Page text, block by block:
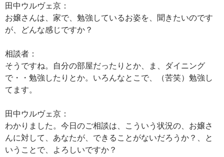
田中ウルヴェ京：
お嬢さんは、家で、勉強しているお姿を、聞きたいのです
が、どんな感じですか？
相談者：
そうですね。自分の部屋だったりとか、ま、ダイニング
で・・勉強したりとか。いろんなとこで、（苦笑）勉強し
てます。
田中ウルヴェ京：
わかりました。今日のご相談は、こういう状況の、お嬢さ
んに対して、あなたが、できることがないだろうか？、と
いうことで、よろしいですか？